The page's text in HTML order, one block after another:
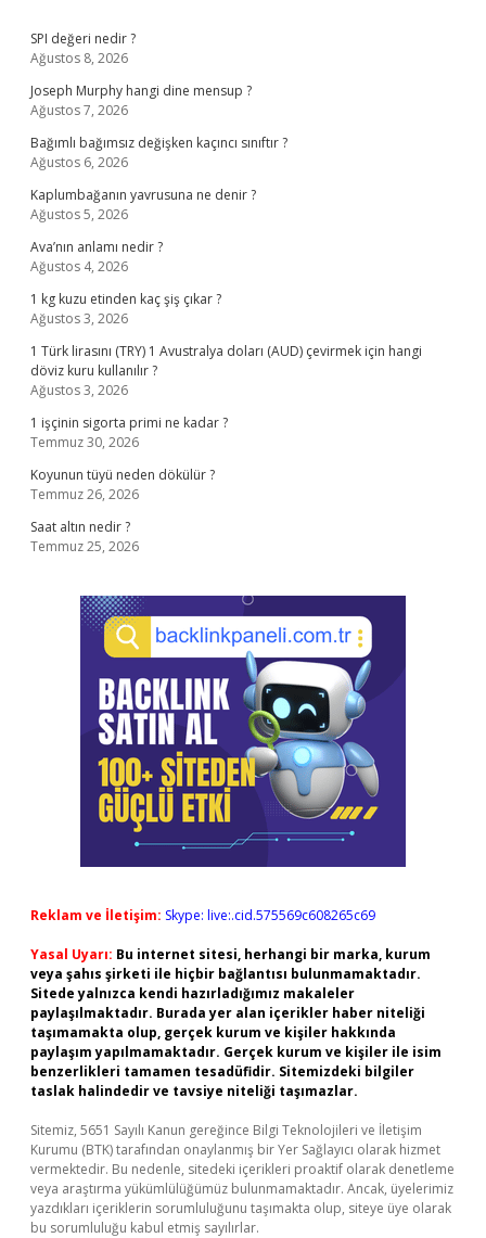
SPI değeri nedir ?
Ağustos 8, 2026
Joseph Murphy hangi dine mensup ?
Ağustos 7, 2026
Bağımlı bağımsız değişken kaçıncı sınıftır ?
Ağustos 6, 2026
Kaplumbağanın yavrusuna ne denir ?
Ağustos 5, 2026
Ava’nın anlamı nedir ?
Ağustos 4, 2026
1 kg kuzu etinden kaç şiş çıkar ?
Ağustos 3, 2026
1 Türk lirasını (TRY) 1 Avustralya doları (AUD) çevirmek için hangi
döviz kuru kullanılır ?
Ağustos 3, 2026
1 işçinin sigorta primi ne kadar ?
Temmuz 30, 2026
Koyunun tüyü neden dökülür ?
Temmuz 26, 2026
Saat altın nedir ?
Temmuz 25, 2026
Reklam ve İletişim: Skype: live:.cid.575569c608265c69
Yasal Uyarı: Bu internet sitesi, herhangi bir marka, kurum
veya şahıs şirketi ile hiçbir bağlantısı bulunmamaktadır.
Sitede yalnızca kendi hazırladığımız makaleler
paylaşılmaktadır. Burada yer alan içerikler haber niteliği
taşımamakta olup, gerçek kurum ve kişiler hakkında
paylaşım yapılmamaktadır. Gerçek kurum ve kişiler ile isim
benzerlikleri tamamen tesadüfidir. Sitemizdeki bilgiler
taslak halindedir ve tavsiye niteliği taşımazlar.
Sitemiz, 5651 Sayılı Kanun gereğince Bilgi Teknolojileri ve İletişim
Kurumu (BTK) tarafından onaylanmış bir Yer Sağlayıcı olarak hizmet
vermektedir. Bu nedenle, sitedeki içerikleri proaktif olarak denetleme
veya araştırma yükümlülüğümüz bulunmamaktadır. Ancak, üyelerimiz
yazdıkları içeriklerin sorumluluğunu taşımakta olup, siteye üye olarak
bu sorumluluğu kabul etmiş sayılırlar.